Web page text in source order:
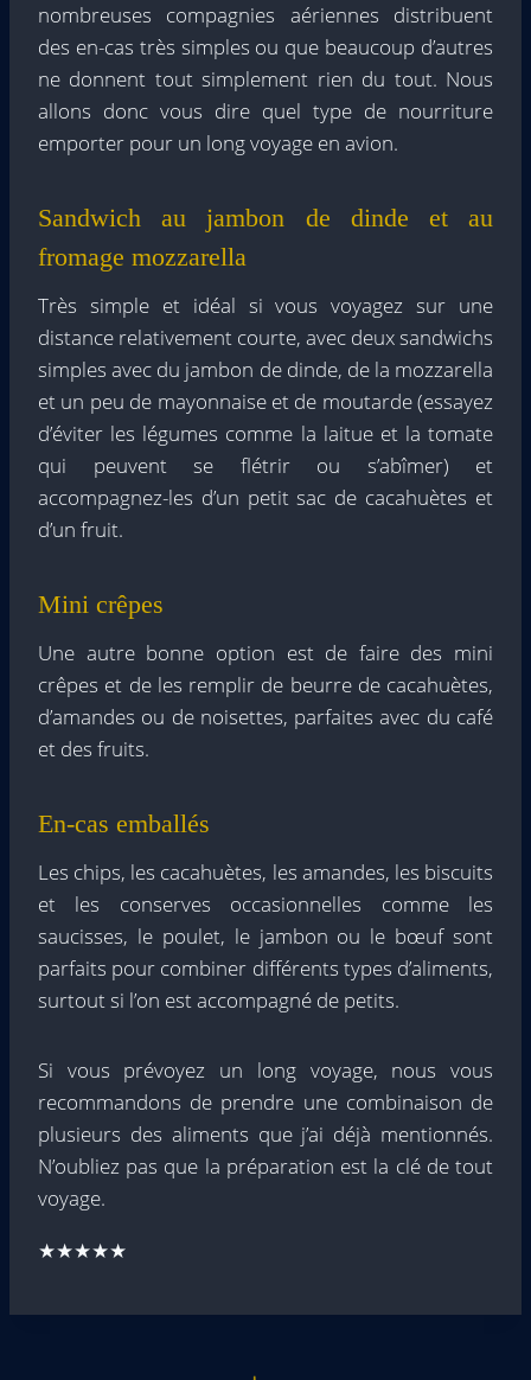
nombreuses compagnies aériennes distribuent
des en-cas très simples ou que beaucoup d’autres
ne donnent tout simplement rien du tout. Nous
allons donc vous dire quel type de nourriture
emporter pour un long voyage en avion.
Sandwich au jambon de dinde et au
fromage mozzarella
Très simple et idéal si vous voyagez sur une
distance relativement courte, avec deux sandwichs
simples avec du jambon de dinde, de la mozzarella
et un peu de mayonnaise et de moutarde (essayez
d’éviter les légumes comme la laitue et la tomate
qui peuvent se flétrir ou s’abîmer) et
accompagnez-les d’un petit sac de cacahuètes et
d’un fruit.
Mini crêpes
Une autre bonne option est de faire des mini
crêpes et de les remplir de beurre de cacahuètes,
d’amandes ou de noisettes, parfaites avec du café
et des fruits.
En-cas emballés
Les chips, les cacahuètes, les amandes, les biscuits
et les conserves occasionnelles comme les
saucisses, le poulet, le jambon ou le bœuf sont
parfaits pour combiner différents types d’aliments,
surtout si l’on est accompagné de petits.
Si vous prévoyez un long voyage, nous vous
recommandons de prendre une combinaison de
plusieurs des aliments que j’ai déjà mentionnés.
N’oubliez pas que la préparation est la clé de tout
voyage.
★★★★★